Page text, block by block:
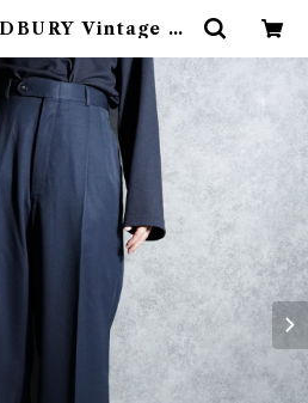
リー ヴィンテージ ス
ル トラウザー アメリ
& collars (マー
ンドカラーズ)